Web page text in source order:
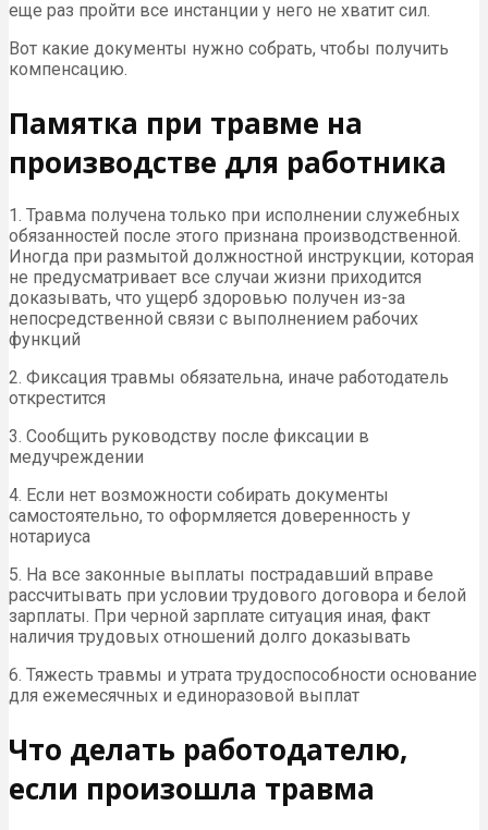
еще раз пройти все инстанции у него не хватит сил.
Вот какие документы нужно собрать, чтобы получить
компенсацию.
Памятка при травме на
производстве для работника
1. Травма получена только при исполнении служебных
обязанностей после этого признана производственной.
Иногда при размытой должностной инструкции, которая
не предусматривает все случаи жизни приходится
доказывать, что ущерб здоровью получен из-за
непосредственной связи с выполнением рабочих
функций
2. Фиксация травмы обязательна, иначе работодатель
открестится
3. Сообщить руководству после фиксации в
медучреждении
4. Если нет возможности собирать документы
самостоятельно, то оформляется доверенность у
нотариуса
5. На все законные выплаты пострадавший вправе
рассчитывать при условии трудового договора и белой
зарплаты. При черной зарплате ситуация иная, факт
наличия трудовых отношений долго доказывать
6. Тяжесть травмы и утрата трудоспособности основание
для ежемесячных и единоразовой выплат
Что делать работодателю,
если произошла травма